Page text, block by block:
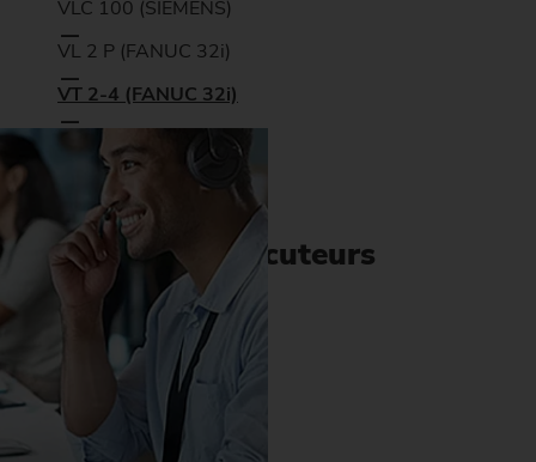
VLC 100 (SIEMENS)
VL 2 P (FANUC 32i)
VT 2-4 (FANUC 32i)
VTC 100-4 (SIEMENS)
Interlocuteurs